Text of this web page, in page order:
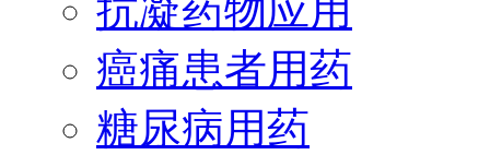
抗凝药物应用
癌痛患者用药
糖尿病用药